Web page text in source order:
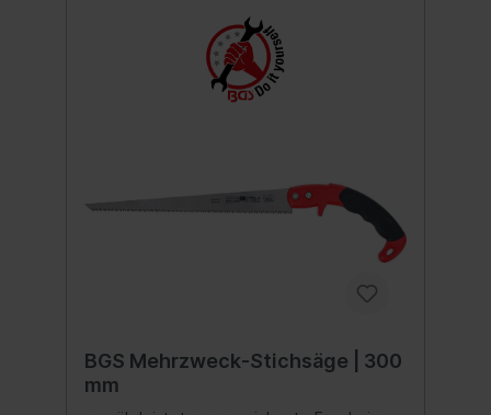
BGS Mehrzweck-Stichsäge | 300
mm